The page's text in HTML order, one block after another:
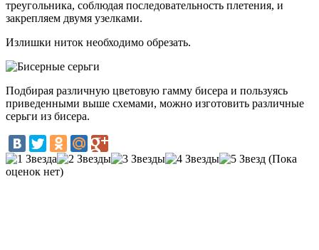
треугольника, соблюдая последовательность плетения, и
закрепляем двумя узелками.
Излишки ниток необходимо обрезать.
Подбирая различную цветовую гамму бисера и пользуясь
приведенными выше схемами, можно изготовить различные
серьги из бисера.
(Пока
оценок нет)